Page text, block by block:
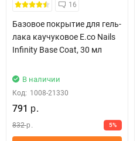
16
Базовое покрытие для гель-
лака каучуковое E.co Nails
Infinity Base Coat, 30 мл
В наличии
Код: 1008-21330
791 р.
832р. 5%